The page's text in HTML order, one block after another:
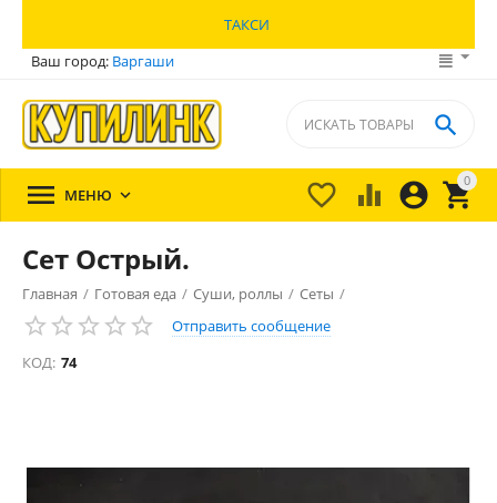
ТАКСИ
Ваш город: Варгаши
0


 

 МЕНЮ 
Сет Острый.
Главная / Готовая еда / Суши, роллы / Сеты /
Отправить сообщение
КОД: 74